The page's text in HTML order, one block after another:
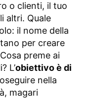
o clienti, il tuo
altri. Quale
il nome della
per creare
preme ai
L’obiettivo è di
nella
magari